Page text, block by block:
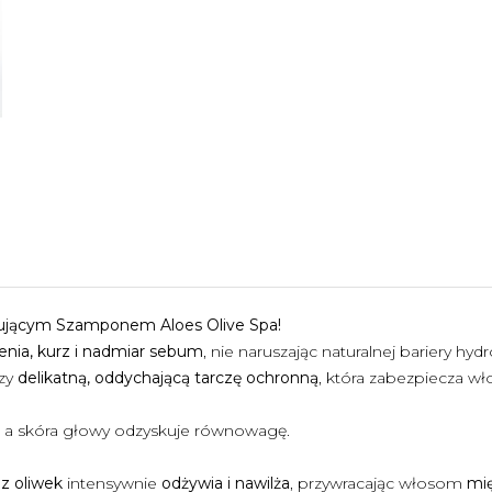
Szamponem Aloes Olive Spa!
kurz i nadmiar sebum, nie naruszając naturalnej bariery
delikatną, oddychającą tarczę ochronną, która zabezpiecza
a skóra głowy odzyskuje równowagę.
oliwek intensywnie odżywia i nawilża, przywracając włosom